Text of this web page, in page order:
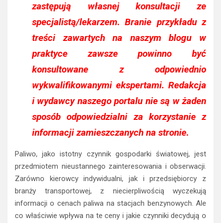
zastępują własnej konsultacji ze
specjalistą/lekarzem. Branie przykładu z
treści zawartych na naszym blogu w
praktyce zawsze powinno być
konsultowane z odpowiednio
wykwalifikowanymi ekspertami. Redakcja
i wydawcy naszego portalu nie są w żaden
sposób odpowiedzialni za korzystanie z
informacji zamieszczanych na stronie.
Paliwo, jako istotny czynnik gospodarki światowej, jest
przedmiotem nieustannego zainteresowania i obserwacji.
Zarówno kierowcy indywidualni, jak i przedsiębiorcy z
branży transportowej, z niecierpliwością wyczekują
informacji o cenach paliwa na stacjach benzynowych. Ale
co właściwie wpływa na te ceny i jakie czynniki decydują o